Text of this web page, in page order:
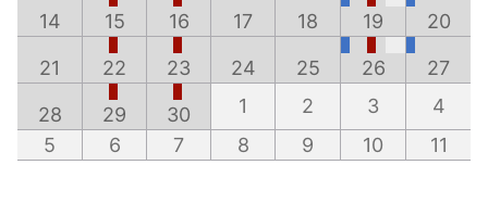
14 15 16 17 18 19 20
21 22 23 24 25 26 27
28 29 30 1 2 3
4
5
6 7 8 9 10 11